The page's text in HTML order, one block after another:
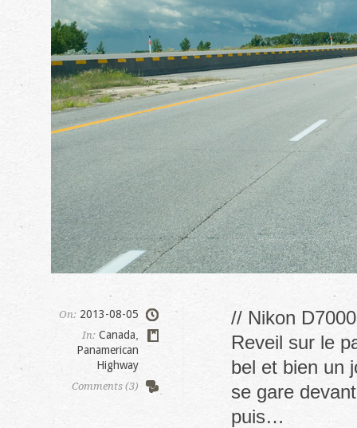
On: 2013-08-05
In: Canada
Panamerican
Highway
Comments (3)
// Nikon
Reveil sur le
bel et bien un
se gare
puis…